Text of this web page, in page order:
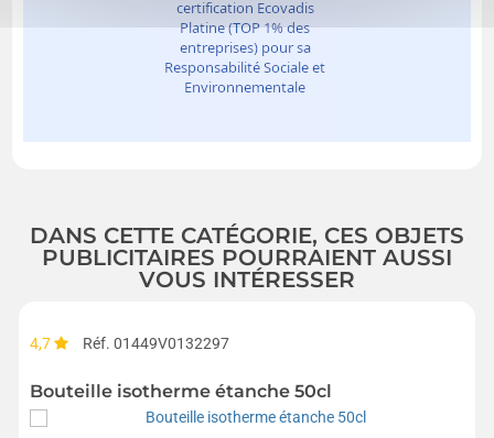
DANS CETTE CATÉGORIE, CES OBJETS
PUBLICITAIRES POURRAIENT AUSSI
VOUS INTÉRESSER
4,7 Réf. 01449V0132297
Bouteille isotherme étanche 50cl